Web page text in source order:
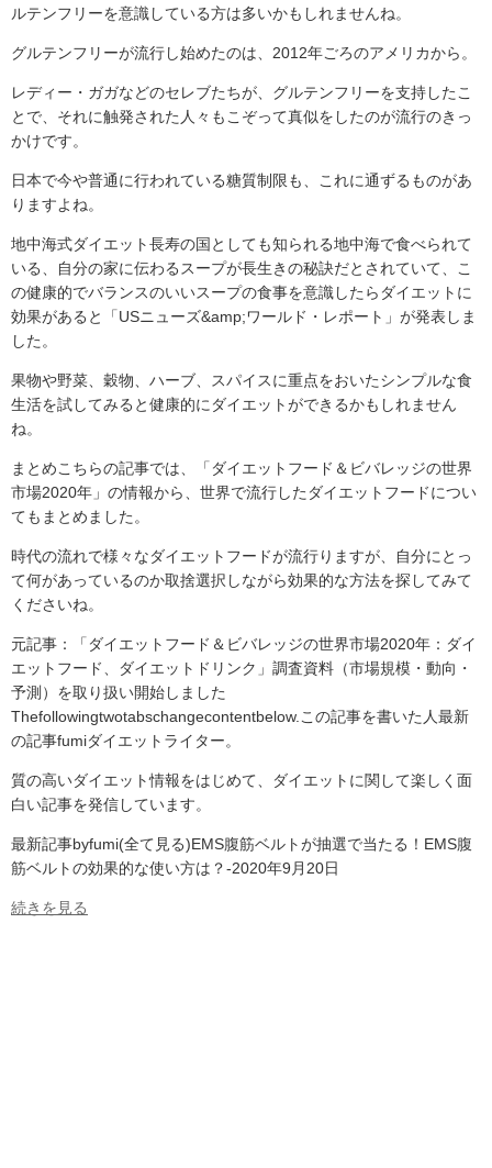
ルテンフリーを意識している方は多いかもしれませんね。
グルテンフリーが流行し始めたのは、2012年ごろのアメリカから。
レディー・ガガなどのセレブたちが、グルテンフリーを支持したこ
とで、それに触発された人々もこぞって真似をしたのが流行のきっ
かけです。
日本で今や普通に行われている糖質制限も、これに通ずるものがあ
りますよね。
地中海式ダイエット長寿の国としても知られる地中海で食べられて
いる、自分の家に伝わるスープが長生きの秘訣だとされていて、こ
の健康的でバランスのいいスープの食事を意識したらダイエットに
効果があると「USニューズ&amp;ワールド・レポート」が発表しま
した。
果物や野菜、穀物、ハーブ、スパイスに重点をおいたシンプルな食
生活を試してみると健康的にダイエットができるかもしれません
ね。
まとめこちらの記事では、「ダイエットフード＆ビバレッジの世界
市場2020年」の情報から、世界で流行したダイエットフードについ
てもまとめました。
時代の流れで様々なダイエットフードが流行りますが、自分にとっ
て何があっているのか取捨選択しながら効果的な方法を探してみて
くださいね。
元記事：「ダイエットフード＆ビバレッジの世界市場2020年：ダイ
エットフード、ダイエットドリンク」調査資料（市場規模・動向・
予測）を取り扱い開始しました
Thefollowingtwotabschangecontentbelow.この記事を書いた人最新
の記事fumiダイエットライター。
質の高いダイエット情報をはじめて、ダイエットに関して楽しく面
白い記事を発信しています。
最新記事byfumi(全て見る)EMS腹筋ベルトが抽選で当たる！EMS腹
筋ベルトの効果的な使い方は？-2020年9月20日
続きを見る